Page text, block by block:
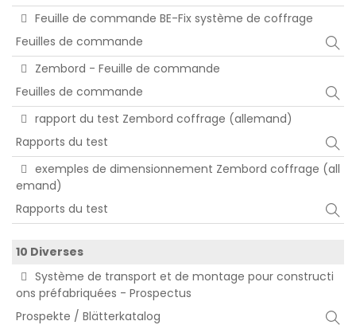
Feuille de commande BE-Fix système de coffrage
Feuilles de commande
Zembord - Feuille de commande
Feuilles de commande
rapport du test Zembord coffrage (allemand)
Rapports du test
exemples de dimensionnement Zembord coffrage (all
emand)
Rapports du test
10 Diverses
Système de transport et de montage pour constructi
ons préfabriquées - Prospectus
Prospekte / Blätterkatalog